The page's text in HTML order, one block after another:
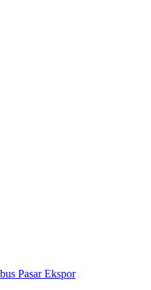
Pasar Ekspor